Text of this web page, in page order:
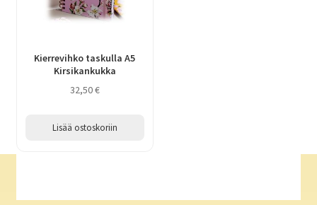
Kierrevihko taskulla A5
Kirsikankukka
32,50€
Lisää ostoskoriin